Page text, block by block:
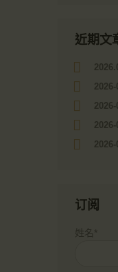
近期文
订阅
姓名*